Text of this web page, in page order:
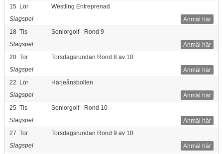
15 Lör
Westling Entreprenad
Anmäl här
Slagspel
18 Tis
Seniorgolf - Rond 9
Anmäl här
Slagspel
20 Tor
Torsdagsrundan Rond 8 av 10
Anmäl här
Slagspel
22 Lör
Härjeånsbollen
Anmäl här
Slagspel
25 Tis
Seniorgolf - Rond 10
Anmäl här
Slagspel
27 Tor
Torsdagsrundan Rond 9 av 10
Anmäl här
Slagspel